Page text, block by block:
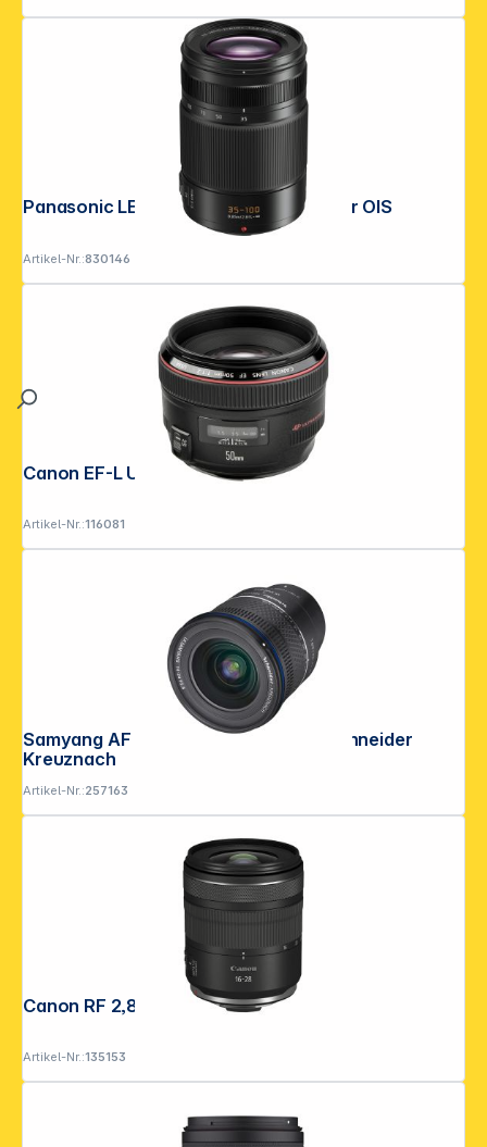
Panasonic LEICA DG 2,8/35-100 Power OIS
Artikel-Nr.:830146
Canon EF-L USM 1,2/50
Artikel-Nr.:116081
Samyang AF 2,8/14-24 FE L-Mount Schneider
Kreuznach
Artikel-Nr.:257163
Canon RF 2,8/16-28 IS STM
Artikel-Nr.:135153